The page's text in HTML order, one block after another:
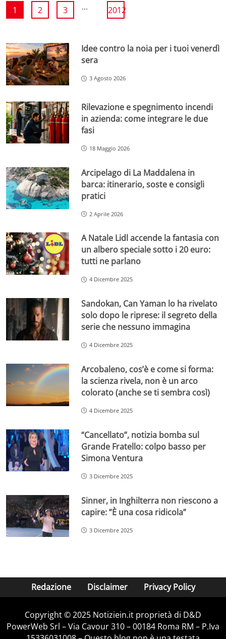
1 2 3 ... 2012
Idee contro la noia per i tuoi venerdì
sera
3 Agosto 2026
Rilevazione e spegnimento incendi
in azienda: come integrare le due
fasi
18 Maggio 2026
Arcipelago di La Maddalena in
barca: itinerario, soste e consigli
pratici
2 Aprile 2026
A Natale Lidl accende la fantasia con
un albero speciale sotto i 20 euro:
tutti ne parlano
4 Dicembre 2025
Sandokan, Can Yaman lo ha rivelato
solo dopo le riprese: il segreto della
serie che nessuno immagina
4 Dicembre 2025
Arcobaleno, cos’è e come si forma:
la scienza rivela, non è un arco
colorato (anche se ti sembra così)
4 Dicembre 2025
“Cancellato”, notizia bomba sul
Grande Fratello: colpo basso per
Simona Ventura
3 Dicembre 2025
Sinner, in Inghilterra non riescono a
capire: ”È una cosa ridicola”
3 Dicembre 2025
Redazione Disclaimer Privacy Policy
Copyright © 2025 Notiziein.it proprietà di D&D
PowerWeb Srl – Via Cavour 310 – 00184 Roma RM – P.Iva